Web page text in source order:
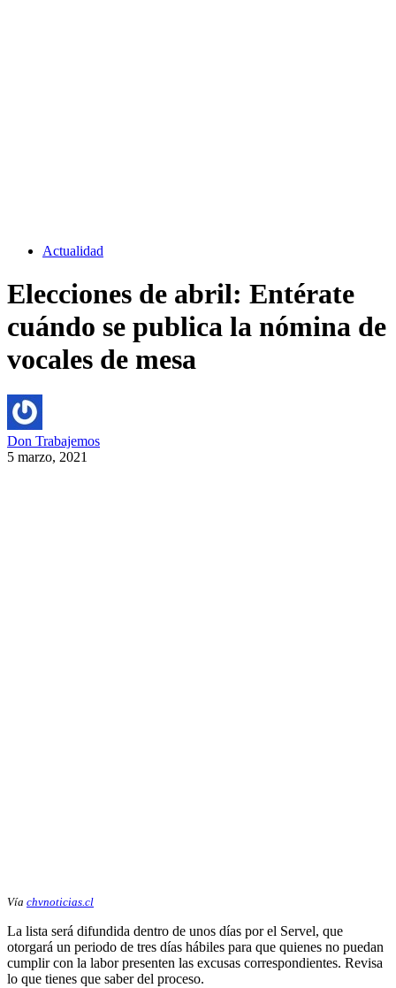
Actualidad
Elecciones de abril: Entérate
cuándo se publica la nómina de
vocales de mesa
Don Trabajemos
5 marzo, 2021
Vía chvnoticias.cl
La lista será difundida dentro de unos días por el Servel, que
otorgará un periodo de tres días hábiles para que quienes no puedan
cumplir con la labor presenten las excusas correspondientes. Revisa
lo que tienes que saber del proceso.